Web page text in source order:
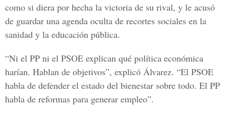
como si diera por hecha la victoria de su rival, y le acusó
de guardar una agenda oculta de recortes sociales en la
sanidad y la educación pública.
“Ni el PP ni el PSOE explican qué política económica
harían. Hablan de objetivos”, explicó Álvarez. “El PSOE
habla de defender el estado del bienestar sobre todo. El PP
habla de reformas para generar empleo”.